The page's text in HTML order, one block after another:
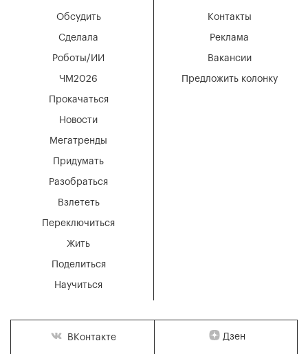
Мегатренды
Придумать
Разобраться
Взлететь
Новости
Переключиться
Жить
Поделиться
Научиться
Обсудить
Сделала
Роботы/ИИ
ЧМ2026
Прокачаться
Вакансии
Реклама
Контакты
Предложить колонку
ВКонтакте Дзен